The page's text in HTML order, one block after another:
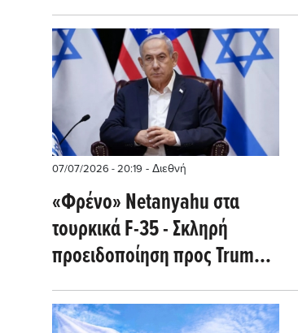
07/07/2026 - 20:19 - Διεθνή
«Φρένο» Netanyahu στα
τουρκικά F-35 - Σκληρή
προειδοποίηση προς Trump
για Erdogan, Ελλάδα και
Κύπρο